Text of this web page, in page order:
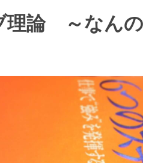
論 ～なんの